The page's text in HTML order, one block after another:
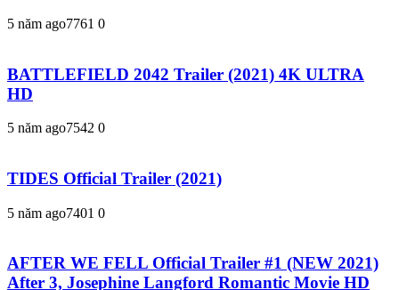
5 năm ago7761 0
BATTLEFIELD 2042 Trailer (2021) 4K ULTRA
HD
5 năm ago7542 0
TIDES Official Trailer (2021)
5 năm ago7401 0
AFTER WE FELL Official Trailer #1 (NEW 2021)
After 3, Josephine Langford Romantic Movie HD